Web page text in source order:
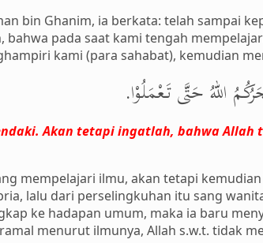
bin Ghanim, ia berkata: telah sampai
bahwa pada saat kami tengah
kami (para sahabat), kemudian
اللهُ حَتَّى تَعْمَلُوْا.
Akan tetapi ingatlah, bahwa Allah
mempelajari ilmu, akan tetapi
lalu dari perselingkuhan itu sang
ke hadapan umum, maka ia baru
menurut ilmunya, Allah s.w.t. tidak